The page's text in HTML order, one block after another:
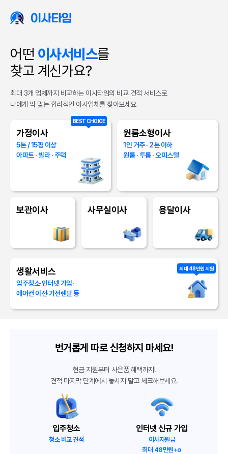
어떤 이사서비스를
찾고 계신가요?
최대 3개 업체까지 비교하는 이사타임의 비교 견적 서비스로
나에게 딱 맞는 합리적인 이사업체를 찾아보세요
BEST CHOICE
가정이사
5톤 / 15평 이상
아파트 · 빌라 · 주택
원룸소형이사
1인 거주 · 2톤 이하
원룸 · 투룸 · 오피스텔
보관이사 사무실이사 용달이사
최대 48만원 지원
생활서비스
입주청소·인터넷 가입·
에어컨 이전·가전렌탈 등
번거롭게 따로 신청하지 마세요!
현금 지원부터 사은품 혜택까지!
견적 마지막 단계에서 놓치지 말고 체크해보세요.
입주청소
청소 비교 견적
인터넷 신규 가입
이사지원금
최대 48만원+α
원룸/소형이사 경기 수원시 경기 용인시 견적문의
가정이사 견적문의
가정이사 대전 유성구 대전 유성구 견적문의
충북 단양군 충북 단양군
강원 원주시 인천 서해구
경기 남양주시
강원 춘천시 견적문의